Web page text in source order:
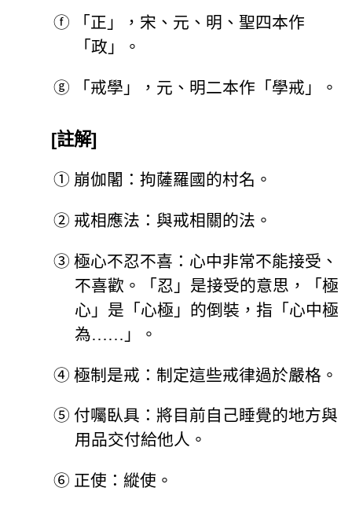
ⓕ
「正」，宋、元、明、聖四本作
「政」。
ⓖ 「戒學」，元、明二本作「學戒」。
[註解]
① 崩伽闍：拘薩羅國的村名。
② 戒相應法：與戒相關的法。
③ 極心不忍不喜：心中非常不能接受、
不喜歡。「忍」是接受的意思，「極
心」是「心極」的倒裝，指「心中極
為……」。
④ 極制是戒：制定這些戒律過於嚴格。
⑤ 付囑臥具：將目前自己睡覺的地方與
用品交付給他人。
⑥ 正使：縱使。